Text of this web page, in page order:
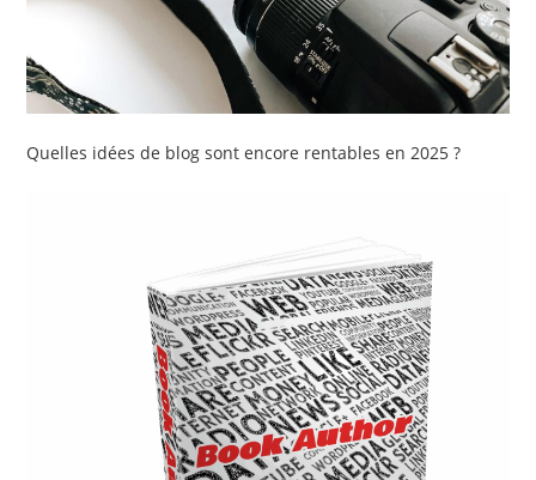
Quelles idées de blog sont encore rentables en 2025 ?